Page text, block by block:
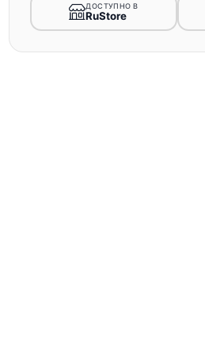
ДОСТУПНО В
RuStore